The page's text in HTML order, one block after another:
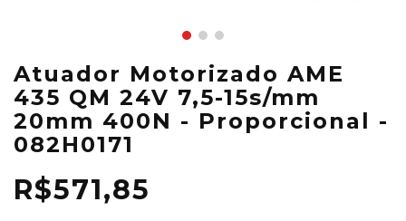
Atuador Motorizado AME
435 QM 24V 7,5-15s/mm
20mm 400N - Proporcional -
082H0171
R$571,85